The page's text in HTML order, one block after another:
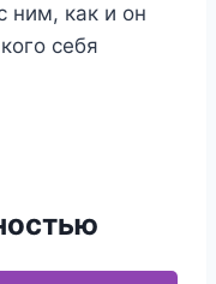
ним, как и он
себя